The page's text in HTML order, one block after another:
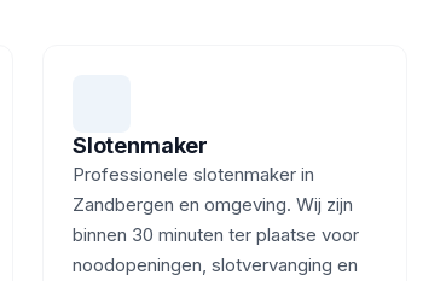
Slotenmaker
Professionele slotenmaker in
Zandbergen en omgeving. Wij zijn
binnen 30 minuten ter plaatse voor
noodopeningen, slotvervanging en